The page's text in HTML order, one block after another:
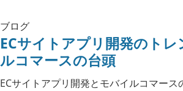
ブログ
ECサイトアプリ開発のト
ルコマースの台頭
ECサイトアプリ開発とモバイルコマー